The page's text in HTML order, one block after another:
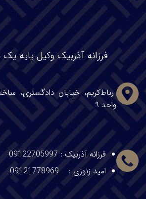
فرزانه آذربیک وکیل پایه
واحد ۹
فرزانه آذربیک :
09122705997
امید زنوزی :09121778969